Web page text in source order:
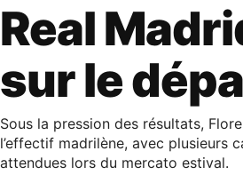
Real
sur le
Sous la pression des résultats,
l’effectif madrilène, avec plusieurs
attendues lors du mercato estival.